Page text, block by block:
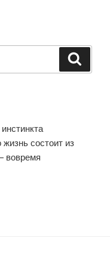
состоит из
вовремя